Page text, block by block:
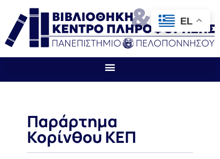
Παράρτημα
Κορίνθου ΚΕΠ
EL